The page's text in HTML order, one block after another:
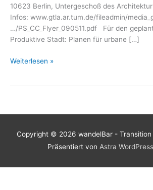
10623 Berlin, Untergeschoß des
Infos: www.gtla.ar.tum.de/fileadmin/
…/PS_CC_Flyer_090511.pdf Für den
Produktive Stadt: Planen für urbane […]
Designing
Weiterlesen »
Copyright © 2026 wandelBar -
Präsentiert von Astra